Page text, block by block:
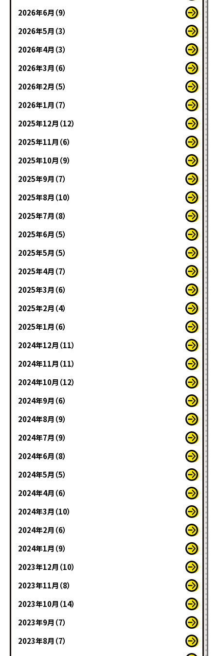
2026年6月（9）
2026年5月（3）
2026年4月（3）
2026年3月（6）
2026年2月（5）
2026年1月（7）
2025年12月（12）
2025年11月（6）
2025年10月（9）
2025年9月（7）
2025年8月（10）
2025年7月（8）
2025年6月（5）
2025年5月（5）
2025年4月（7）
2025年3月（6）
2025年2月（4）
2025年1月（6）
2024年12月（11）
2024年11月（11）
2024年10月（12）
2024年9月（6）
2024年8月（9）
2024年7月（9）
2024年6月（8）
2024年5月（5）
2024年4月（6）
2024年3月（10）
2024年2月（6）
2024年1月（9）
2023年12月（10）
2023年11月（8）
2023年10月（14）
2023年9月（7）
2023年8月（7）